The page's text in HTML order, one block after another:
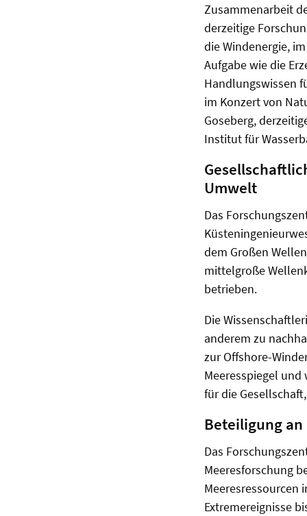
Zusammenarbeit
derzeitige
die Windenergie,
Aufgabe wie die
Handlungswissen
im Konzert von
Goseberg,
Institut für
Umwelt
Das
dem Großen
mittelgroße
betrieben.
Die
anderem zu
zur Offshore-
Meeresspiegel
für die
Beteiligung an
Das
Meeresforschung
Meeresressourcen
Extremereignisse